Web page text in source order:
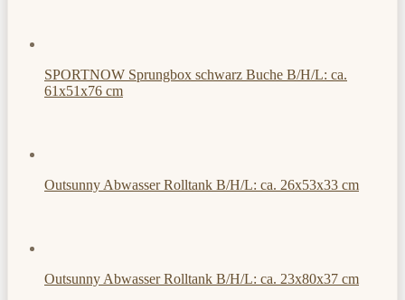
SPORTNOW Sprungbox schwarz Buche B/H/L: ca.
61x51x76 cm
Outsunny Abwasser Rolltank B/H/L: ca. 26x53x33 cm
Outsunny Abwasser Rolltank B/H/L: ca. 23x80x37 cm